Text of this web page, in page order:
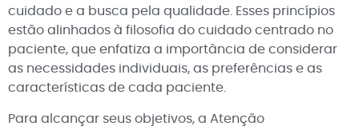
cuidado e a busca pela qualidade. Esses princípios
estão alinhados à filosofia do cuidado centrado no
paciente, que enfatiza a importância de considerar
as necessidades individuais, as preferências e as
características de cada paciente.
Para alcançar seus objetivos, a Atenção